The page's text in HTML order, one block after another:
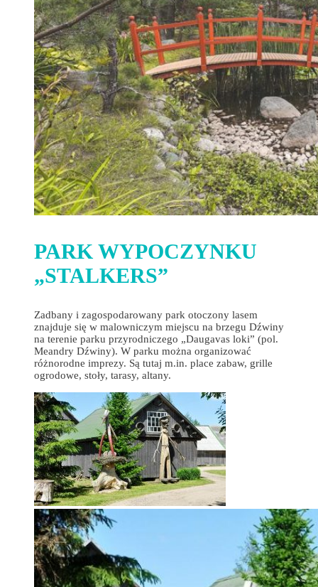
PARK WYPOCZYNKU
„STALKERS”
Zadbany i zagospodarowany park otoczony lasem
znajduje się w malowniczym miejscu na brzegu Dźwiny
na terenie parku przyrodniczego „Daugavas loki” (pol.
Meandry Dźwiny). W parku można organizować
różnorodne imprezy. Są tutaj m.in. place zabaw, grille
ogrodowe, stoły, tarasy, altany.